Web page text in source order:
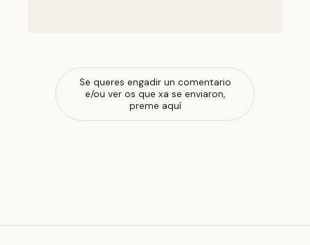
Se queres engadir un comentario
e/ou ver os que xa se enviaron,
preme aquí